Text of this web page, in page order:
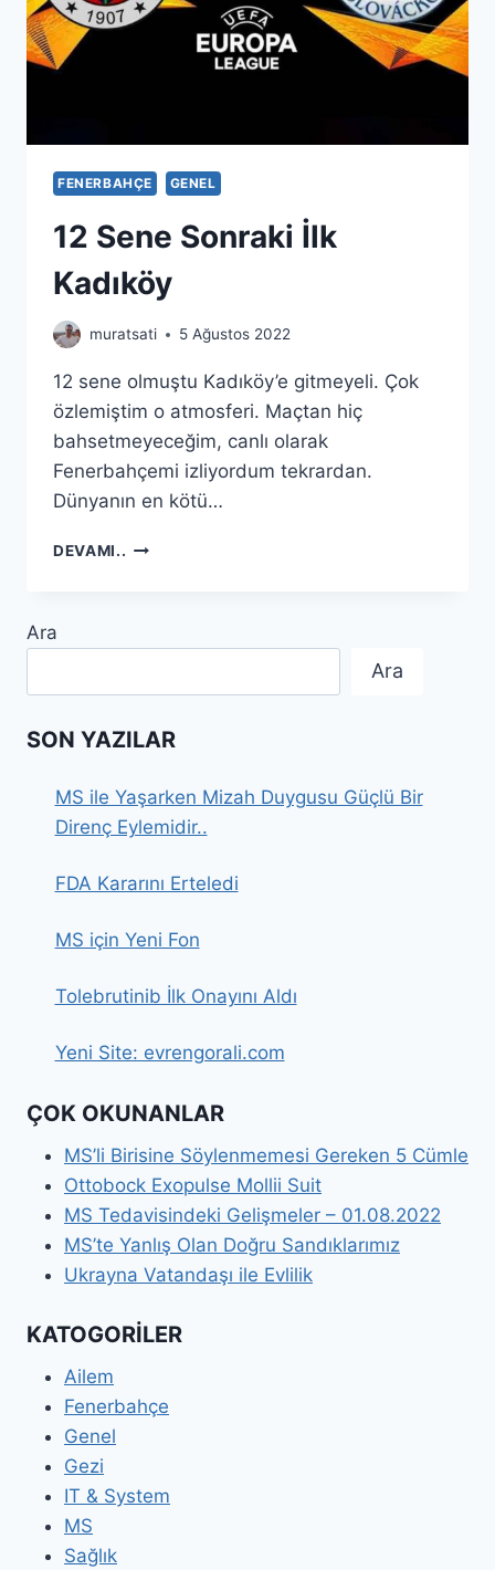
FENERBAHÇE GENEL
12 Sene Sonraki İlk
Kadıköy
muratsati 5 Ağustos 2022
12 sene olmuştu Kadıköy’e gitmeyeli. Çok
özlemiştim o atmosferi. Maçtan hiç
bahsetmeyeceğim, canlı olarak
Fenerbahçemi izliyordum tekrardan.
Dünyanın en kötü…
DEVAMI..
Ara
Ara
SON YAZILAR
MS ile Yaşarken Mizah Duygusu Güçlü Bir
Direnç Eylemidir..
FDA Kararını Erteledi
MS için Yeni Fon
Tolebrutinib İlk Onayını Aldı
Yeni Site: evrengorali.com
ÇOK OKUNANLAR
MS’li Birisine Söylenmemesi Gereken 5 Cümle
Ottobock Exopulse Mollii Suit
MS Tedavisindeki Gelişmeler – 01.08.2022
MS’te Yanlış Olan Doğru Sandıklarımız
Ukrayna Vatandaşı ile Evlilik
KATOGORİLER
Ailem
Fenerbahçe
Genel
Gezi
IT & System
MS
Sağlık